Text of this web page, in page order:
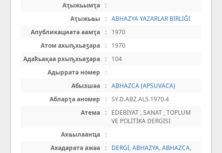
Аҭыжьымҭа
:
Аҭыжьҩы
: ABHAZYA YAZARLAR BİRLİĞİ
Апубликациатә аамҭа
:
1970
Атом ахыҧхьаӡара
:
1970
Адаҟьақәа рхыҧхьаӡара
:
104
Адырратә номер
:
Абызшәа
: ABHAZCA (APSUVACA)
Абларҭа аномер
: SY.D.ABZ.ALS.1970.4
Атема
:
EDEBİYAT , SANAT , TOPLUM
VE POLİTİKA DERGİSİ
Ахҩылаанҵа
:
Ахадаратә ажәа
: DERGİ,ABHAZYA,ABHAZCA,